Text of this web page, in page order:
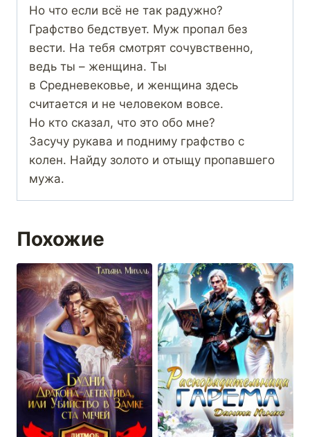
Но что если всё не так радужно?
Графство бедствует. Муж пропал без
вести. На тебя смотрят сочувственно,
ведь ты – женщина. Ты
в Средневековье, и женщина здесь
считается и не человеком вовсе.
Но кто сказал, что это обо мне?
Засучу рукава и подниму графство с
колен. Найду золото и отыщу пропавшего
мужа.
Похожие